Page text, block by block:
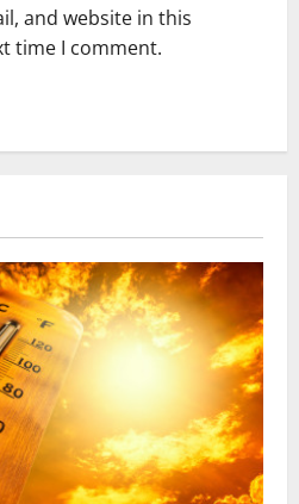
and website in this
time I comment.